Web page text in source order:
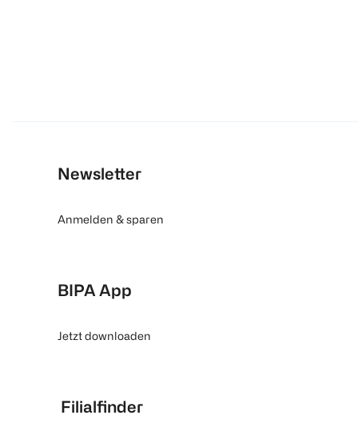
Newsletter
Anmelden & sparen
BIPA App
Jetzt downloaden
Filialfinder